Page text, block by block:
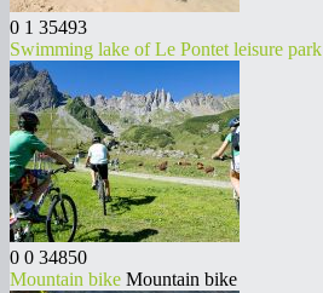
0 1 35493
Swimming lake of Le Pontet leisure park
0 0 34850
Mountain bike Mountain bike